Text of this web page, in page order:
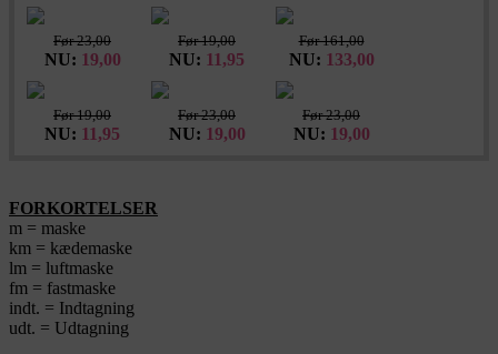
Før 23,00
NU: 19,00
Før 19,00
NU: 11,95
Før 161,00
NU: 133,00
Før 19,00
NU: 11,95
Før 23,00
NU: 19,00
Før 23,00
NU: 19,00
FORKORTELSER
m = maske
km = kædemaske
lm = luftmaske
fm = fastmaske
indt. = Indtagning
udt. = Udtagning